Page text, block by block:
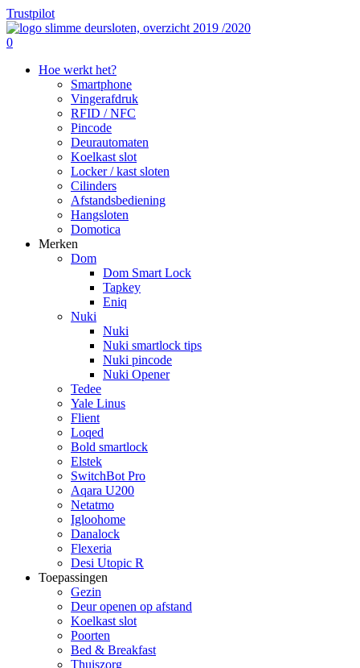
Skip
to
main
Trustpilot
search
0
Hoe werkt het?
Smartphone
Vingerafdruk
RFID / NFC
Pincode
Deurautomaten
Koelkast slot
Locker / kast sloten
Cilinders
Afstandsbediening
Hangsloten
Domotica
Merken
Dom
Dom Smart Lock
Tapkey
Eniq
Nuki
Nuki
Nuki smartlock tips
Nuki pincode
Nuki Opener
Tedee
Yale Linus
Flient
Loqed
Bold smartlock
Elstek
SwitchBot Pro
Aqara U200
Netatmo
Igloohome
Danalock
Flexeria
Desi Utopic R
Toepassingen
Gezin
Deur openen op afstand
Koelkast slot
Poorten
Bed & Breakfast
Thuiszorg